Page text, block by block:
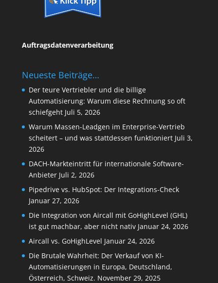
Auftragsdatenverarbeitung
Neueste Beiträge…
Der teure Vertriebler und die billige
Automatisierung: Warum diese Rechnung so oft
schiefgeht Juli 5, 2026
Warum Massen-Leadgen im Enterprise-Vertrieb
scheitert – und was stattdessen funktioniert Juli 3,
2026
DACH-Markteintritt für internationale Software-
Anbieter Juli 2, 2026
Pipedrive vs. HubSpot: Der Integrations-Check
Januar 27, 2026
Die Integration von Aircall mit GoHighLevel (GHL)
ist gut machbar, aber nicht nativ Januar 24, 2026
Aircall vs. GoHighLevel Januar 24, 2026
Die Brutale Wahrheit: Der Verkauf von KI-
Automatisierungen in Europa, Deutschland,
Österreich, Schweiz. November 29, 2025